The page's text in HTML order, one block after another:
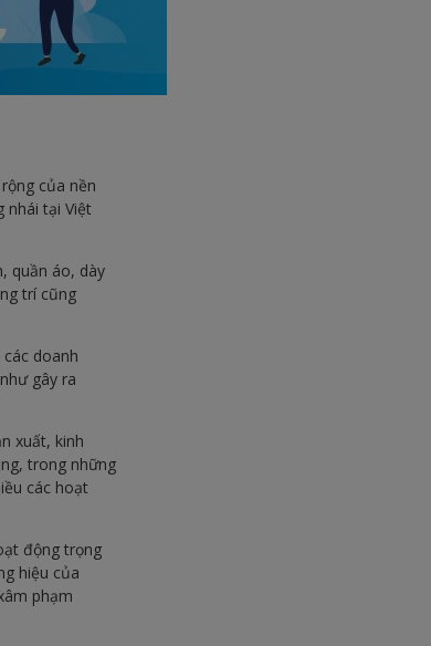
của nền
nhái tại Việt
quần áo, dày
trí cũng
doanh
gây ra
xuất, kinh
trong những
các hoạt
động trọng
hiệu của
phạm